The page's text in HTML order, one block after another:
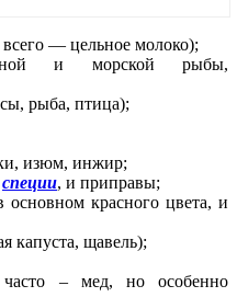
— цельное молоко);
и морской рыбы,
рыба, птица);
изюм, инжир;
специи, и приправы;
красного цвета, и
капуста, щавель);
часто – мед, но особенно